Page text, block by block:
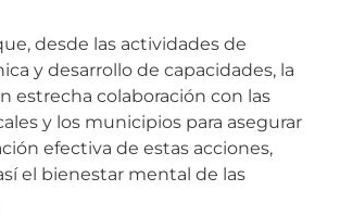
desde las actividades de
y desarrollo de capacidades, la
estrecha colaboración con las
y los municipios para asegurar
efectiva de estas acciones,
el bienestar mental de las